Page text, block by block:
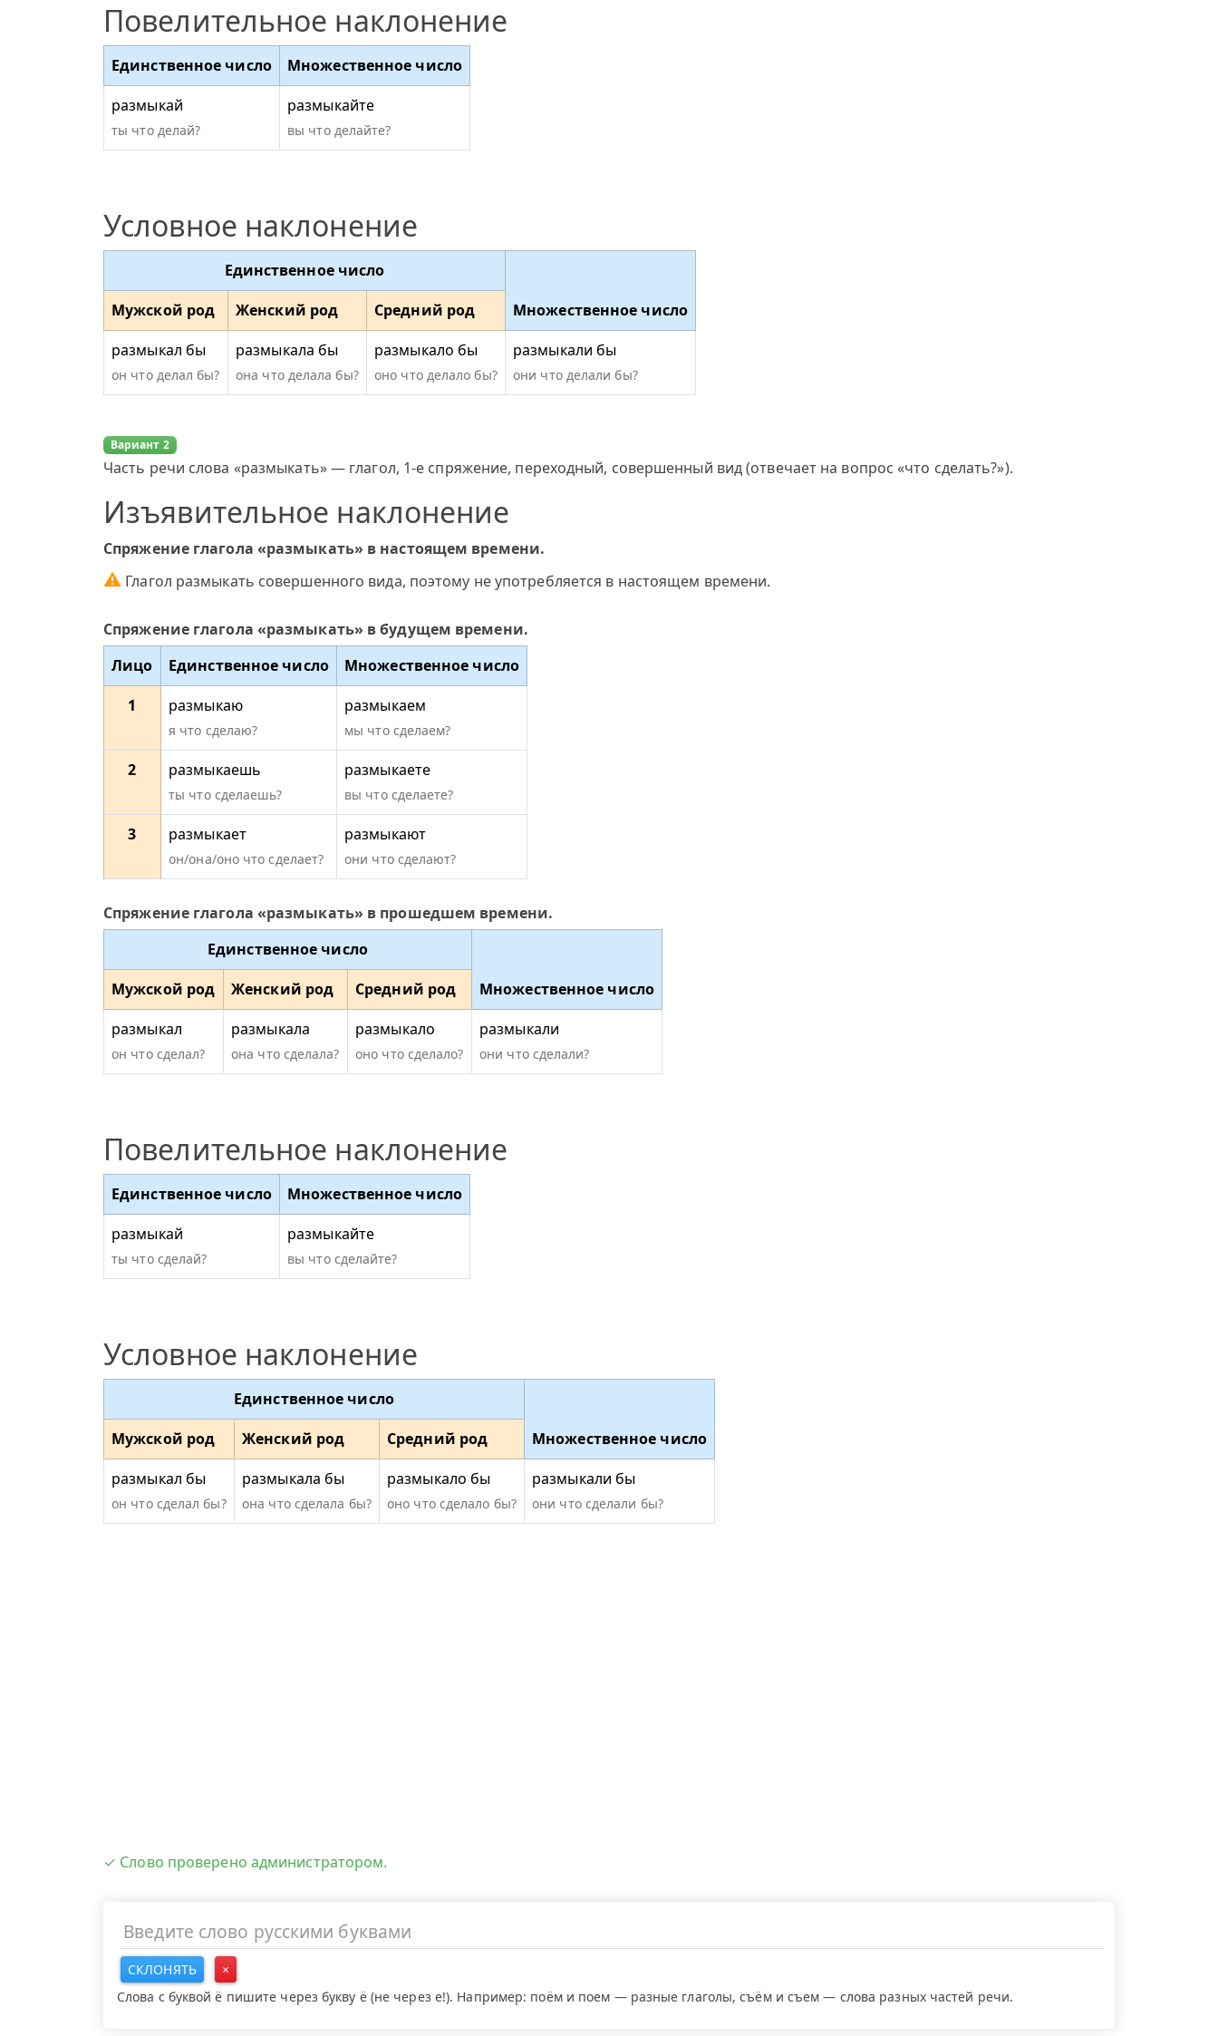
Повелительное наклонение
Единственное число
Множественное число
размыкай
ты что делай?
размыкайте
вы что делайте?
Условное наклонение
Единственное число
Множественное число
Мужской род Женский род
Средний род
размыкал бы
он что делал бы?
размыкала бы
она что делала бы?
размыкало бы
оно что делало бы?
размыкали бы
они что делали бы?
Вариант 2
Часть речи слова «размыкать» — глагол, 1-е спряжение, переходный, совершенный вид (отвечает на вопрос «что сделать?»).
Изъявительное наклонение
Спряжение глагола «размыкать» в настоящем времени.
⚠ Глагол размыкать совершенного вида, поэтому не употребляется в настоящем времени.
Спряжение глагола «размыкать» в будущем времени.
Лицо
Единственное число
Множественное число
1
размыкаю
я что сделаю?
размыкаем
мы что сделаем?
2 размыкаешь
ты что сделаешь?
размыкаете
вы что сделаете?
3 размыкает
он/она/оно что сделает?
размыкают
они что сделают?
Спряжение глагола «размыкать» в прошедшем времени.
Единственное число
Множественное число
Мужской род Женский род
Средний род
размыкал
он что сделал?
размыкала
она что сделала?
размыкало
оно что сделало?
размыкали
они что сделали?
Повелительное наклонение
Единственное число
Множественное число
размыкай
ты что сделай?
размыкайте
вы что сделайте?
Условное наклонение
Единственное число
Множественное число
Мужской род Женский род
Средний род
размыкал бы
он что сделал бы?
размыкала бы
она что сделала бы?
размыкало бы
оно что сделало бы?
размыкали бы
они что сделали бы?
✓ Слово проверено администратором.
СКЛОНЯТЬ
×
Слова с буквой ё пишите через букву ё (не через е!). Например: поём и поем — разные глаголы, съём и съем — слова разных частей речи.